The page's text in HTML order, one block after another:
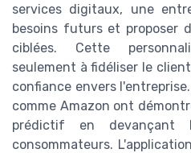
services digitaux, une
besoins futurs et proposer
ciblées. Cette
seulement à fidéliser le
confiance envers
comme Amazon ont
prédictif en
consommateurs.